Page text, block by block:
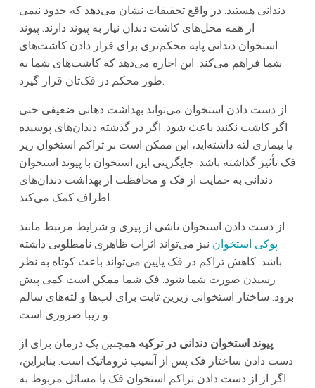
دندانی هستید. در واقع تحقیقات نشان می‌دهد که حدود نیمی
از همه محل‌های کاشت دندان نیاز به پیوند دارند. پیوند
استخوان دندانی پایه محکم‌تری برای قرار دادن کاشت‌های
شما فراهم می‌کند. این اجازه می‌دهد که کاشت‌های شما به
طور محکم در فک‌تان قرار گیرد.
از دست دادن استخوان می‌تواند بهداشت دهانی ضعیفی حتی
اگر کاشت نکنید باعث شود. اگر در گذشته دندان‌های پوسیده
یا بیماری لثه داشته‌اید، این ممکن است بر تراکم استخوان زیر
فک تأثیر گذاشته باشد. جایگزینی این استخوان با پیوند استخوان
دندانی به حمایت از فک و محافظت از بهداشت دندان‌های
اطراف کمک می‌کند.
از دست دادن استخوان ناشی از پیری و شرایط مرتبط مانند
پوکی استخوان نیز می‌تواند اثرات ظاهری نامطلوبی داشته
باشد. کاهش تراکم در فک پایین می‌تواند باعث کوتاه به نظر
رسیدن صورت شما شود. فک شما ممکن است کمی پیش
برود. ساختار استخوانی زیرین ثابت برای لب‌ها و لثه‌های سالم
و زیبا ضروری است.
پیوند استخوان دندانی در ترکیه همچنین یک درمان برای از‌
دست دادن ساختار فک پس از آسیب تروماتیک است. بنابراین،
اگر از از دست دادن تراکم استخوان فک یا مسائل مربوط به